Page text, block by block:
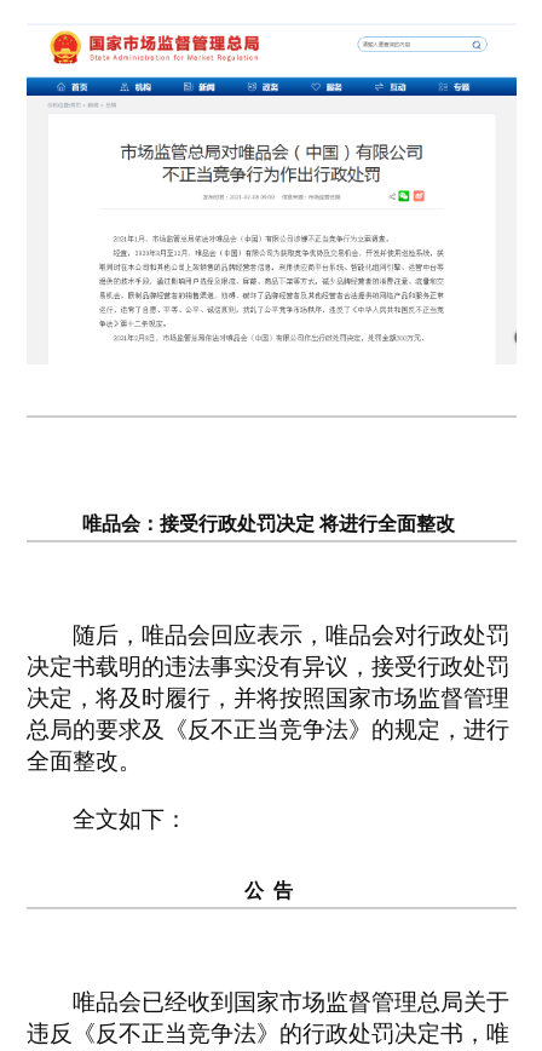
唯品会：接受行政处罚决定 将进行全面整改
随后，唯品会回应表示，唯品会对行政处罚
决定书载明的违法事实没有异议，接受行政处罚
决定，将及时履行，并将按照国家市场监督管理
总局的要求及《反不正当竞争法》的规定，进行
全面整改。
全文如下：
公 告
唯品会已经收到国家市场监督管理总局关于
违反《反不正当竞争法》的行政处罚决定书，唯